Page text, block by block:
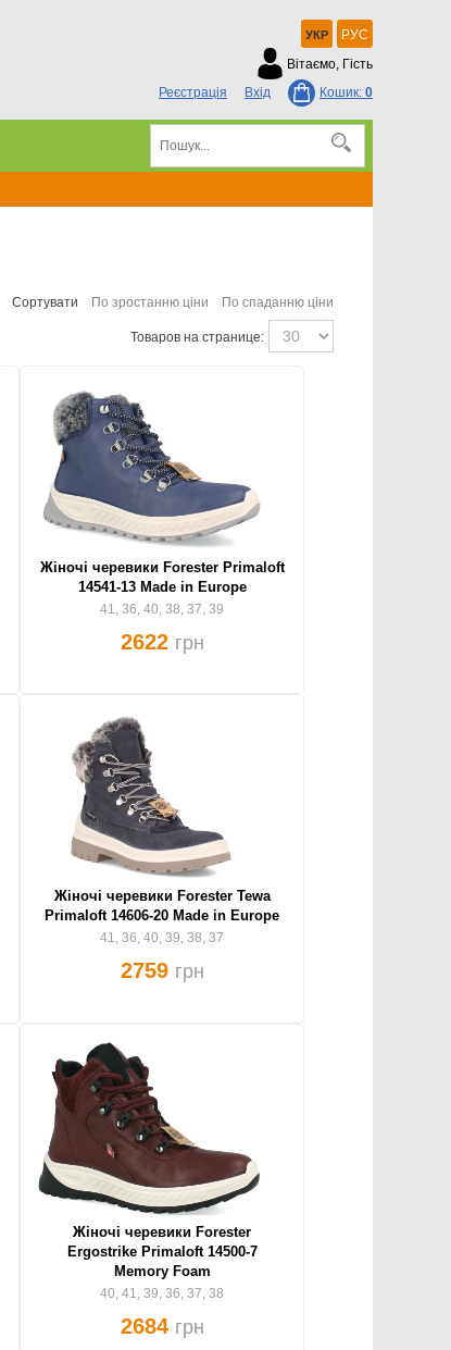
УКР
РУС
Вітаємо, Гість
Реєстрація
Вхід Кошик: 0
Сортувати По зростанню ціни По спаданню ціни
Товаров на странице:
Жіночі черевики Forester Primaloft
14541-13 Made in Europe
41, 36, 40, 38, 37, 39
2622 грн
Жіночі черевики Forester Tewa
Primaloft 14606-20 Made in Europe
41, 36, 40, 39, 38, 37
2759 грн
Жіночі черевики Forester
Ergostrike Primaloft 14500-7
Memory Foam
40, 41, 39, 36, 37, 38
2684 грн